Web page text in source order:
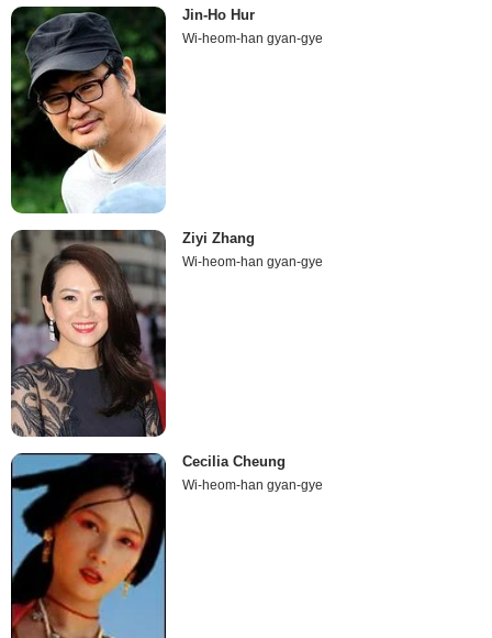
Jin-Ho Hur
Wi-heom-han gyan-gye
Ziyi Zhang
Wi-heom-han gyan-gye
Cecilia Cheung
Wi-heom-han gyan-gye